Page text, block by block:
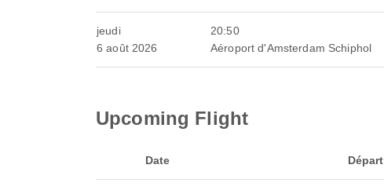
jeudi
6 août 2026
20:50
Aéroport d'Amsterdam Schiphol
Upcoming Flight
Date Départ